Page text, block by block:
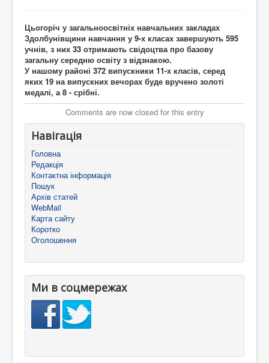
Цьогоріч у загальноосвітніх навчальних закладах
Здолбунівщини навчання у 9-х класах завершують 595
учнів, з них 33 отримають свідоцтва про базову
загальну середню освіту з відзнакою.
У нашому районі 372 випускники 11-х класів, серед
яких 19 на випускних вечорах буде вручено золоті
медалі, а 8 - срібні.
Comments are now closed for this entry
Навігація
Головна
Редакція
Контактна інформація
Пошук
Архів статей
WebMail
Карта сайту
Коротко
Оголошення
Ми в соцмережах